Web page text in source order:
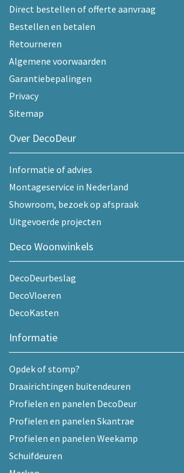
Direct bestellen of offerte aanvraag
Bestellen en betalen
Retourneren
Algemene voorwaarden
Garantiebepalingen
Privacy
Sitemap
Over DecoDeur
Informatie of advies
Montageservice in Nederland
Showroom, bezoek op afspraak
Uitgevoerde projecten
Deco Woonwinkels
DecoDeurbeslag
DecoVloeren
DecoKasten
Informatie
Opdek of stomp?
Draairichtingen buitendeuren
Profielen en panelen DecoDeur
Profielen en panelen Skantrae
Profielen en panelen Weekamp
Schuifdeuren